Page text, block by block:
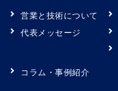
営業と技術について
代表メッセージ
コラム・事例紹介